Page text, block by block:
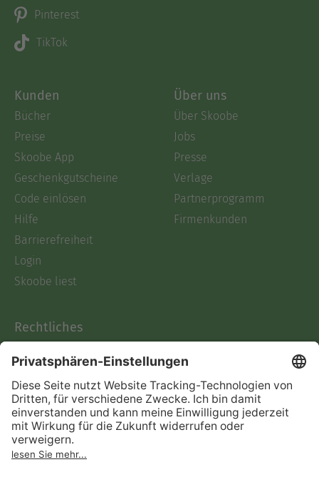
Pinterest
TikTok
Kunden
Bücher
Preise
Skoobe App
Geschenkgutscheine
Code einlösen
Hilfe
Barrierefreiheit
Login
Skoobe liest
Über uns
Über Skoobe
Jobs
Presse
Verlage
Partnerprogramm
Firmenkunden
Rechtliches
AGB
Informationen nach Data
Act
Verträge hier kündigen
Impressum